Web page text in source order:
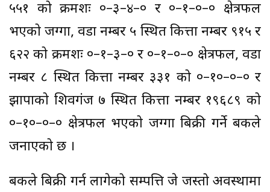
५५१ को क्रमशः ०–३–४–० र ०–१–०–० क्षेत्रफल
भएको जग्गा, वडा नम्बर ५ स्थित कित्ता नम्बर ९१५ र
६२२ को क्रमशः ०–१–३–० र ०–१–०–० क्षेत्रफल, वडा
नम्बर ८ स्थित कित्ता नम्बर ३३१ को ०–१०–०–० र
झापाको शिवगंज ७ स्थित कित्ता नम्बर १९६८९ को
०–१०–०–० क्षेत्रफल भएको जग्गा बिक्री गर्ने बैंकले
जनाएको छ ।
बैंकले बिक्री गर्न लागेको सम्पत्ति जे जस्तो अवस्थामा